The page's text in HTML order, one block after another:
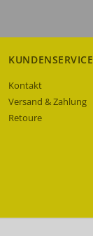
KUNDENSERVICE
Kontakt
Versand & Zahlung
Retoure